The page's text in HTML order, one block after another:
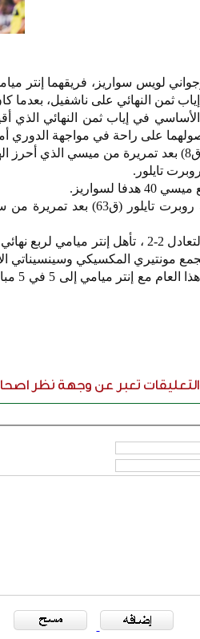
لويس سواريز، فريقهما إنتر
في إياب ثمن النهائي الذي
على راحة في مواجهة الدوري
أما هدف إنتر ميامي الثالث
وبانتصاره إيابا وانتهاء لقاء الذهاب
مونتيري المكسيكي وسينسيناتي
تعبر عن وجهة نظر